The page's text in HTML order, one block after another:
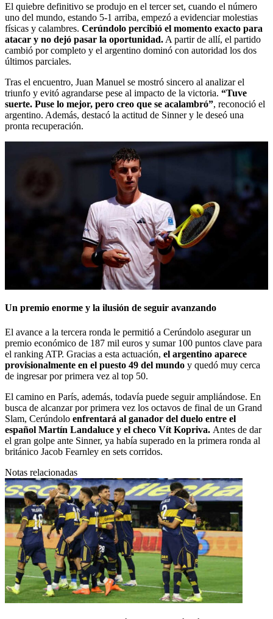
El quiebre definitivo se produjo en el tercer set, cuando el número
uno del mundo, estando 5-1 arriba, empezó a evidenciar molestias
físicas y calambres. Cerúndolo percibió el momento exacto para
atacar y no dejó pasar la oportunidad. A partir de allí, el partido
cambió por completo y el argentino dominó con autoridad los dos
últimos parciales.
Tras el encuentro, Juan Manuel se mostró sincero al analizar el
triunfo y evitó agrandarse pese al impacto de la victoria. “Tuve
suerte. Puse lo mejor, pero creo que se acalambró”, reconoció el
argentino. Además, destacó la actitud de Sinner y le deseó una
pronta recuperación.
Un premio enorme y la ilusión de seguir avanzando
El avance a la tercera ronda le permitió a Cerúndolo asegurar un
premio económico de 187 mil euros y sumar 100 puntos clave para
el ranking ATP. Gracias a esta actuación, el argentino aparece
provisionalmente en el puesto 49 del mundo y quedó muy cerca
de ingresar por primera vez al top 50.
El camino en París, además, todavía puede seguir ampliándose. En
busca de alcanzar por primera vez los octavos de final de un Grand
Slam, Cerúndolo enfrentará al ganador del duelo entre el
español Martín Landaluce y el checo Vít Kopriva. Antes de dar
el gran golpe ante Sinner, ya había superado en la primera ronda al
británico Jacob Fearnley en sets corridos.
Notas relacionadas